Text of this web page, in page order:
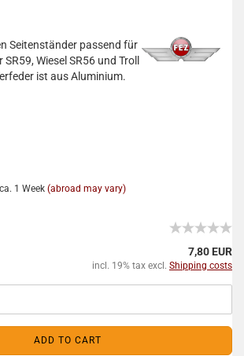
Seitenständer passend für
Wiesel SR56 und Troll
ist aus Aluminium.
ca. 1 Week (abroad may vary)
7,80 EUR
incl. 19% tax excl. Shipping costs
ADD TO CART